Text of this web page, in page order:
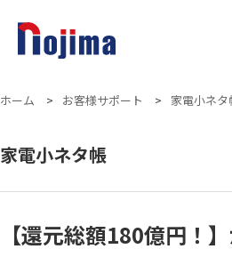
ホーム > お客様サポート > 家電小ネタ
家電小ネタ帳
【還元総額180億円！